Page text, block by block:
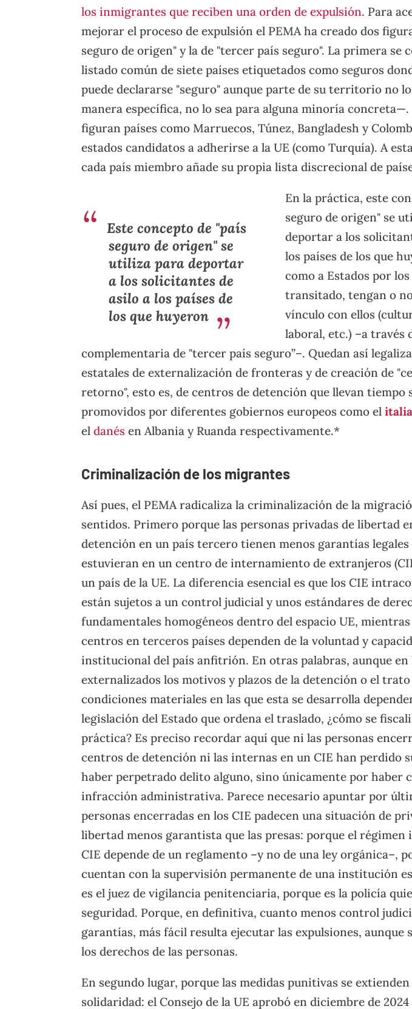
los inmigrantes que reciben una orden de expulsión. Para
mejorar el proceso de expulsión el PEMA ha creado dos
seguro de origen" y la de "tercer país seguro". La primera se
listado común de siete países etiquetados como seguros
puede declararse "seguro" aunque parte de su territorio no lo
manera específica, no lo sea para alguna minoría concreta—.
figuran países como Marruecos, Túnez, Bangladesh y
estados candidatos a adherirse a la UE (como Turquía). A
cada país miembro añade su propia lista discrecional de
Este concepto de "país
seguro de origen" se
utiliza para deportar
a los solicitantes de
asilo a los países de
los que huyeron
En la práctica, este
seguro de origen" se
deportar a los
los países de los que
como a Estados por
transitado, tengan o
vínculo con ellos
laboral, etc.) –a través
complementaria de "tercer país seguro”–. Quedan así
estatales de externalización de fronteras y de creación de
retorno", esto es, de centros de detención que llevan tiempo
promovidos por diferentes gobiernos europeos como el
eldanés en Albania y Ruanda respectivamente.*
Criminalización de los migrantes
Así pues, el PEMA radicaliza la criminalización de la
sentidos. Primero porque las personas privadas de libertad
detención en un país tercero tienen menos garantías legales
estuvieran en un centro de internamiento de extranjeros
un país de la UE. La diferencia esencial es que los CIE
están sujetos a un control judicial y unos estándares de
fundamentales homogéneos dentro del espacio UE, mientras
centros en terceros países dependen de la voluntad y
institucional del país anfitrión. En otras palabras, aunque
externalizados los motivos y plazos de la detención o el trato
condiciones materiales en las que esta se desarrolla
legislación del Estado que ordena el traslado, ¿cómo se
práctica? Es preciso recordar aquí que ni las personas
centros de detención ni las internas en un CIE han perdido
haber perpetrado delito alguno, sino únicamente por haber
infracción administrativa. Parece necesario apuntar por
personas encerradas en los CIE padecen una situación de
libertad menos garantista que las presas: porque el régimen
CIE depende de un reglamento –y no de una ley orgánica–,
cuentan con la supervisión permanente de una institución
es el juez de vigilancia penitenciaria, porque es la policía
seguridad. Porque, en definitiva, cuanto menos control
garantías, más fácil resulta ejecutar las expulsiones, aunque
los derechos de las personas.
En segundo lugar, porque las medidas punitivas se
solidaridad: el Consejo de la UE aprobó en diciembre de